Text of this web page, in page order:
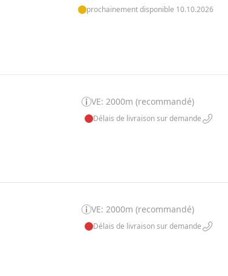
prochainement disponible 10.10.2026
VE: 2000m (recommandé)
Délais de livraison sur demande
VE: 2000m (recommandé)
Délais de livraison sur demande